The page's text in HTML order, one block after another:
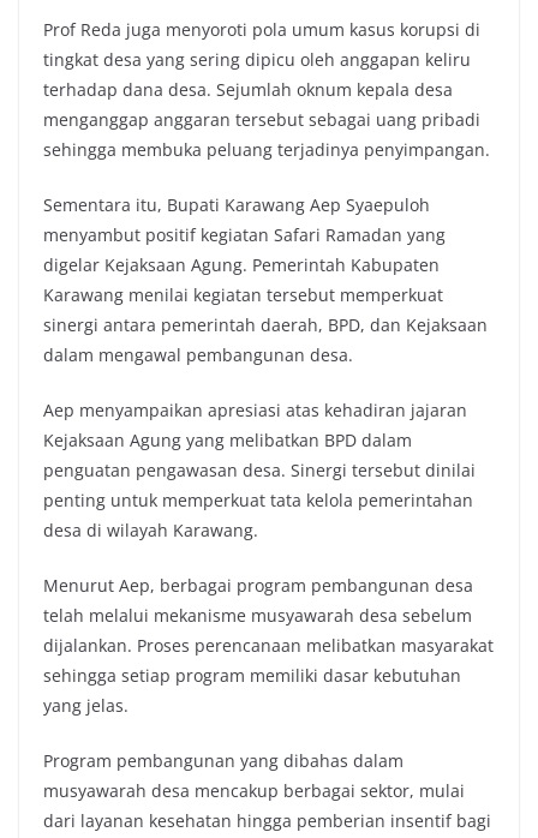
Prof Reda juga menyoroti pola umum kasus korupsi di
tingkat desa yang sering dipicu oleh anggapan keliru
terhadap dana desa. Sejumlah oknum kepala desa
menganggap anggaran tersebut sebagai uang pribadi
sehingga membuka peluang terjadinya penyimpangan.
Sementara itu, Bupati Karawang Aep Syaepuloh
menyambut positif kegiatan Safari Ramadan yang
digelar Kejaksaan Agung. Pemerintah Kabupaten
Karawang menilai kegiatan tersebut memperkuat
sinergi antara pemerintah daerah, BPD, dan Kejaksaan
dalam mengawal pembangunan desa.
Aep menyampaikan apresiasi atas kehadiran jajaran
Kejaksaan Agung yang melibatkan BPD dalam
penguatan pengawasan desa. Sinergi tersebut dinilai
penting untuk memperkuat tata kelola pemerintahan
desa di wilayah Karawang.
Menurut Aep, berbagai program pembangunan desa
telah melalui mekanisme musyawarah desa sebelum
dijalankan. Proses perencanaan melibatkan masyarakat
sehingga setiap program memiliki dasar kebutuhan
yang jelas.
Program pembangunan yang dibahas dalam
musyawarah desa mencakup berbagai sektor, mulai
dari layanan kesehatan hingga pemberian insentif bagi